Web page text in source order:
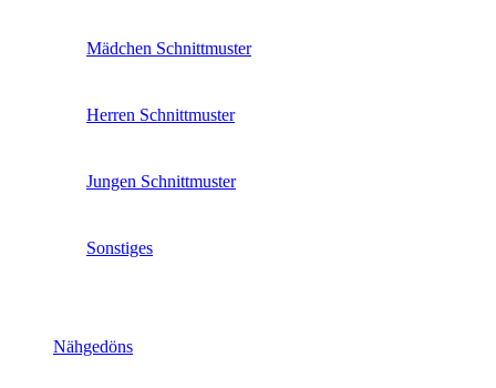
Mädchen Schnittmuster
Herren Schnittmuster
Jungen Schnittmuster
Sonstiges
Nähgedöns